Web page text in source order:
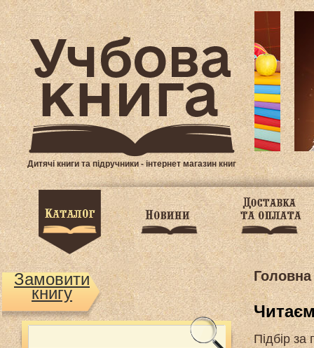
Дитячі книги та підручники - інтернет магазин книг
Замовити
книгу
Головна
Підбір за